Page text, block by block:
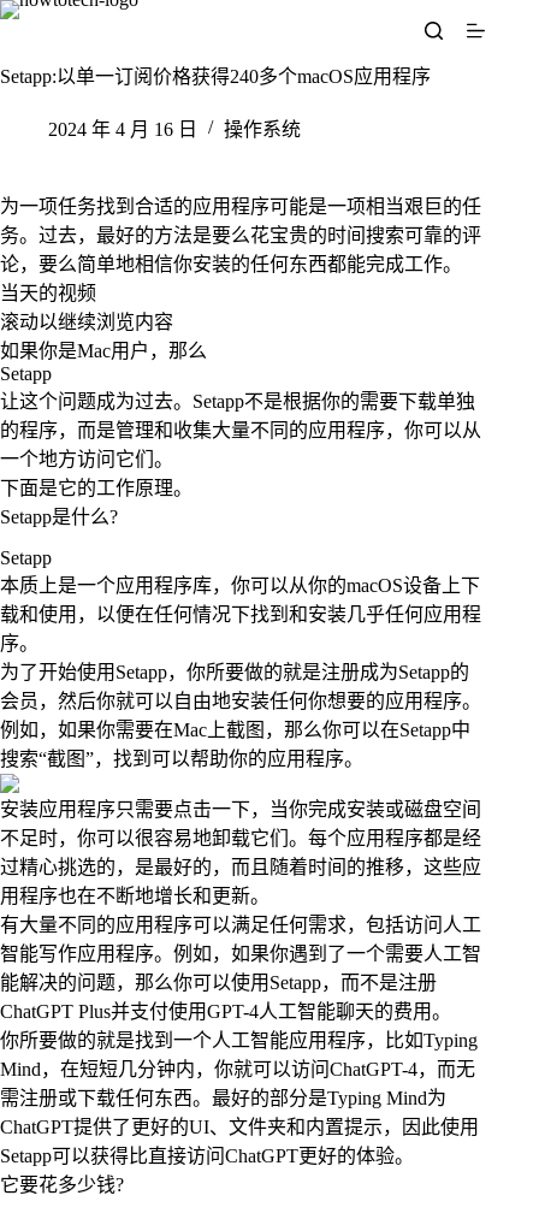
跳
内
Setapp:以单一订阅价格获得240多个macOS应用程序
2024 年 4 月 16 日 操作系统
为一项任务找到合适的应用程序可能是一项相当艰巨的任
务。过去，最好的方法是要么花宝贵的时间搜索可靠的评
论，要么简单地相信你安装的任何东西都能完成工作。
当天的视频
滚动以继续浏览内容
如果你是Mac用户，那么
Setapp
让这个问题成为过去。Setapp不是根据你的需要下载单独
的程序，而是管理和收集大量不同的应用程序，你可以从
一个地方访问它们。
下面是它的工作原理。
Setapp是什么?
Setapp
本质上是一个应用程序库，你可以从你的macOS设备上下
载和使用，以便在任何情况下找到和安装几乎任何应用程
序。
为了开始使用Setapp，你所要做的就是注册成为Setapp的
会员，然后你就可以自由地安装任何你想要的应用程序。
例如，如果你需要在Mac上截图，那么你可以在Setapp中
搜索“截图”，找到可以帮助你的应用程序。
安装应用程序只需要点击一下，当你完成安装或磁盘空间
不足时，你可以很容易地卸载它们。每个应用程序都是经
过精心挑选的，是最好的，而且随着时间的推移，这些应
用程序也在不断地增长和更新。
有大量不同的应用程序可以满足任何需求，包括访问人工
智能写作应用程序。例如，如果你遇到了一个需要人工智
能解决的问题，那么你可以使用Setapp，而不是注册
ChatGPT Plus并支付使用GPT-4人工智能聊天的费用。
你所要做的就是找到一个人工智能应用程序，比如Typing
Mind，在短短几分钟内，你就可以访问ChatGPT-4，而无
需注册或下载任何东西。最好的部分是Typing Mind为
ChatGPT提供了更好的UI、文件夹和内置提示，因此使用
Setapp可以获得比直接访问ChatGPT更好的体验。
它要花多少钱?